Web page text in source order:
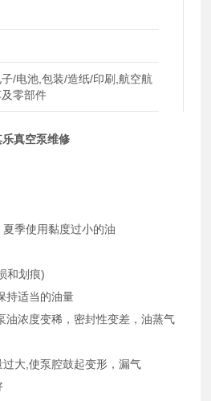
/电池,包装/造纸/印刷,航空航
零部件
真空泵维修
季使用黏度过小的油
和划痕)
持适当的油量
油浓度变稀，密封性变差，油蒸气
大,使泵腔鼓起变形，漏气